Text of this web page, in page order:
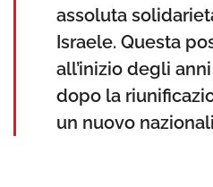
assoluta
Israele. Questa
all’inizio degli
dopo la
un nuovo